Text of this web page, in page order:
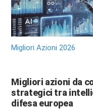
Migliori Azioni 2026
Migliori azioni da
strategici tra
difesa europea